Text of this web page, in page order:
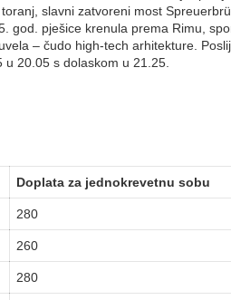
slavni zatvoreni most
god. pješice krenula prema Rimu,
– čudo high-tech arhitekture.
20.05 s dolaskom u 21.25.
Doplata za jednokrevetnu sobu
280
260
280